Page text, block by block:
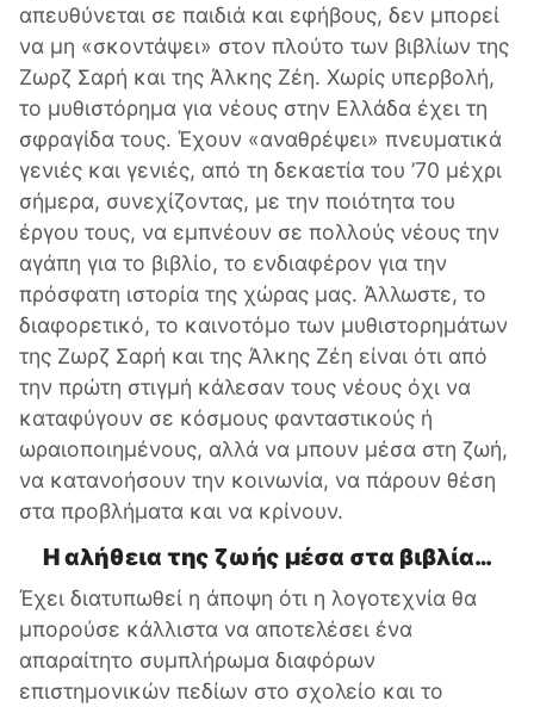
απευθύνεται σε παιδιά και εφήβους, δεν μπορεί
να μη «σκοντάψει» στον πλούτο των βιβλίων της
Ζωρζ Σαρή και της Άλκης Ζέη. Χωρίς υπερβολή,
το μυθιστόρημα για νέους στην Ελλάδα έχει τη
σφραγίδα τους. Έχουν «αναθρέψει» πνευματικά
γενιές και γενιές, από τη δεκαετία του ’70 μέχρι
σήμερα, συνεχίζοντας, με την ποιότητα του
έργου τους, να εμπνέουν σε πολλούς νέους την
αγάπη για το βιβλίο, το ενδιαφέρον για την
πρόσφατη ιστορία της χώρας μας. Άλλωστε, το
διαφορετικό, το καινοτόμο των μυθιστορημάτων
της Ζωρζ Σαρή και της Άλκης Ζέη είναι ότι από
την πρώτη στιγμή κάλεσαν τους νέους όχι να
καταφύγουν σε κόσμους φανταστικούς ή
ωραιοποιημένους, αλλά να μπουν μέσα στη ζωή,
να κατανοήσουν την κοινωνία, να πάρουν θέση
στα προβλήματα και να κρίνουν.
Η αλήθεια της ζωής μέσα στα βιβλία…
Έχει διατυπωθεί η άποψη ότι η λογοτεχνία θα
μπορούσε κάλλιστα να αποτελέσει ένα
απαραίτητο συμπλήρωμα διαφόρων
επιστημονικών πεδίων στο σχολείο και το